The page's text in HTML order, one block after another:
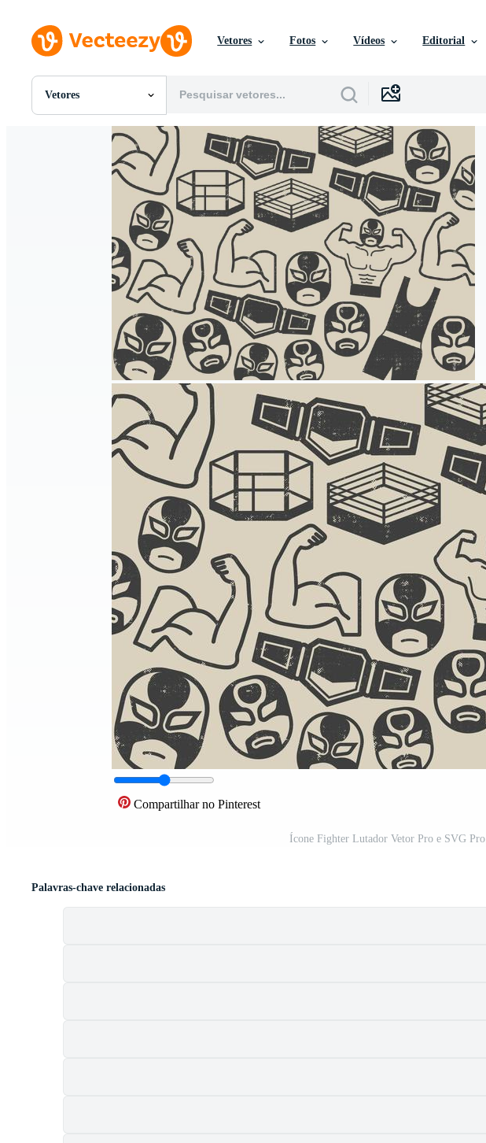
Vetores Fotos Vídeos Editorial
Vetores
Todas Imagens
Motion graphics
Imagens Editoriais
Eventos Editoriais
Compartilhar no Pinterest
Ícone Fighter Lutador Vetor Pro e SVG Pro
Palavras-chave relacionadas